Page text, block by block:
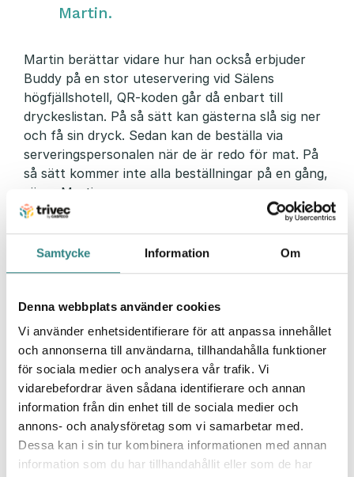
Samtycke Information Om
Denna webbplats använder cookies
Vi använder enhetsidentifierare för att anpassa innehållet
och annonserna till användarna, tillhandahålla funktioner
för sociala medier och analysera vår trafik. Vi
vidarebefordrar även sådana identifierare och annan
information från din enhet till de sociala medier och
annons- och analysföretag som vi samarbetar med.
Dessa kan i sin tur kombinera informationen med annan
information som du har tillhandahållit eller som de har
Martin.
Martin berättar vidare hur han också erbjuder
Buddy på en stor uteservering vid Sälens
högfjällshotell, QR-koden går då enbart till
dryckeslistan. På så sätt kan gästerna slå sig ner
och få sin dryck. Sedan kan de beställa via
serveringspersonalen när de är redo för mat. På
så sätt kommer inte alla beställningar på en gång,
säger Martin.
Fördelar med digitala menyer
Fördelarna med digitala menyer är att det går
snabbt att göra förändringar och att ändra priser.
en dryck om något tagit slut, så att gästerna
alltid har en uppdaterad meny i sin telefon. En
annan fördel är också att många drar ner på
tryckta menyer.
I Trivec får vi bra
bakomliggande statistik, samt
att det är enkelt att följa